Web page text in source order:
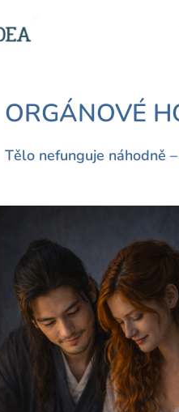
ORGÁNOVÉ
Tělo nefunguje náhodně